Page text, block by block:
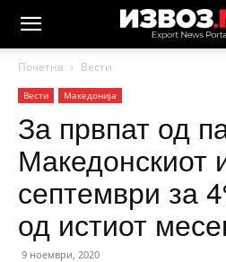
Почетна Вести
Вести Македонија
За првпат од
Македонскиот
септември за
од истиот
9 ноември, 2020